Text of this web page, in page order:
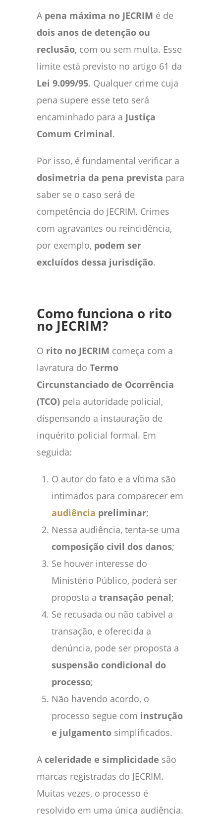
A pena máxima no JECRIM é de
dois anos de detenção ou
reclusão, com ou sem multa. Esse
limite está previsto no artigo 61 da
Lei 9.099/95. Qualquer crime cuja
pena supere esse teto será
encaminhado para a Justiça
Comum Criminal.
Por isso, é fundamental verificar a
dosimetria da pena prevista para
saber se o caso será de
competência do JECRIM. Crimes
com agravantes ou reincidência,
por exemplo, podem ser
excluídos dessa jurisdição.
Como funciona o rito
no JECRIM?
O rito no JECRIM começa com a
lavratura do Termo
Circunstanciado de Ocorrência
(TCO) pela autoridade policial,
dispensando a instauração de
inquérito policial formal. Em
seguida:
O autor do fato e a vítima são
intimados para comparecer em
audiência preliminar;
Nessa audiência, tenta-se uma
composição civil dos danos;
Se houver interesse do
Ministério Público, poderá ser
proposta a transação penal;
Se recusada ou não cabível a
transação, e oferecida a
denúncia, pode ser proposta a
suspensão condicional do
processo;
Não havendo acordo, o
processo segue com instrução
e julgamento simplificados.
A celeridade e simplicidade são
marcas registradas do JECRIM.
Muitas vezes, o processo é
resolvido em uma única audiência.